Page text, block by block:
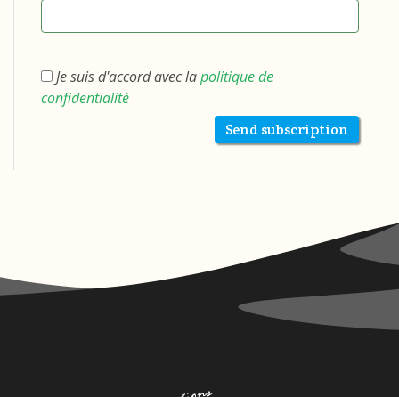
Je suis d'accord avec lapolitique de
confidentialité
Send subscription